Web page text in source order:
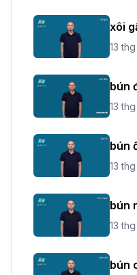
xôi
13
bún
13
bún
13
bún
13
bún